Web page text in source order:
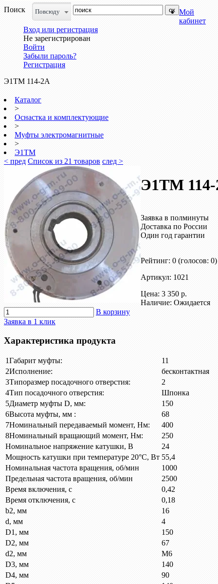
Поиск
Повсюду
Мой
кабинет
Вход или регистрация
Не зарегистрирован
Войти
Забыли пароль?
Регистрация
Э1ТМ 114-2А
Каталог
>
Оснастка и комплектующие
>
Муфты электромагнитные
>
Э1ТМ
< пред Список из 21 товаров след >
Э1ТМ
Заявка в полминуты
Доставка по России
Один год гарантии
Рейтинг: 0 (голосов: 0)
Артикул: 1021
Цена: 3 350 р.
Наличие: Ожидается
В корзину
Заявка в 1 клик
Характеристика продукта
1Габарит муфты:
11
2Исполнение:
бесконтактная
3Типоразмер посадочного отверстия:
2
4Тип посадочного отверстия:
Шпонка
5Диаметр муфты D, мм:
150
6Высота муфты, мм :
68
7Номинальный передаваемый момент, Нм:
400
8Номинальный вращающий момент, Нм:
250
Номинальное напряжение катушки, В
24
Мощность катушки при температуре 20°C, Вт 55,4
Номинальная частота вращения, об/мин
1000
Предельная частота вращения, об/мин
2500
Время включения, с
0,42
Время отключения, с
0,18
b2, мм
16
d, мм
4
D1, мм
150
D2, мм
67
d2, мм
М6
D3, мм
140
D4, мм
90